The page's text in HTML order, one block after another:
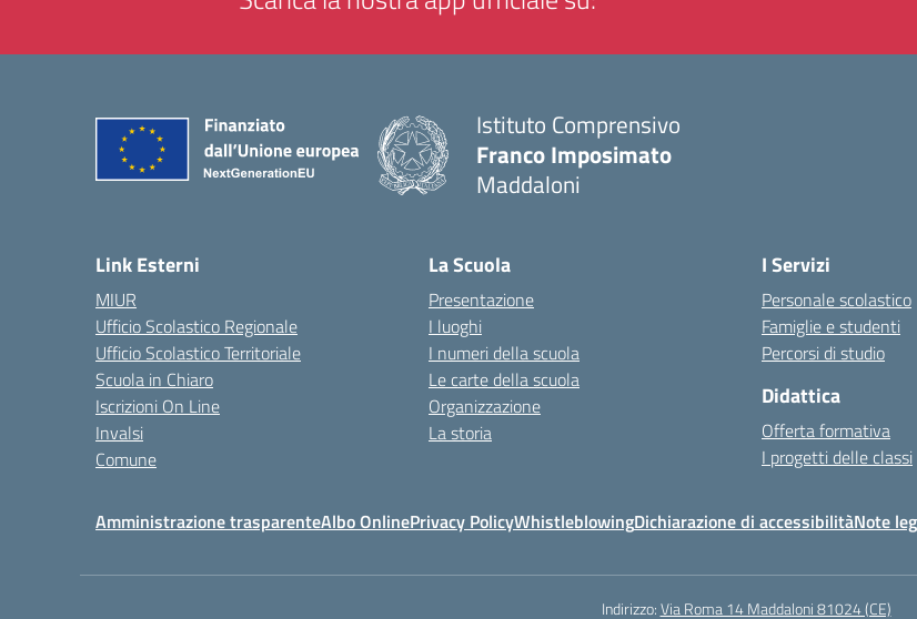
Istituto Comprensivo
Franco Imposimato
Maddaloni
Link Esterni
MIUR
Ufficio Scolastico Regionale
Ufficio Scolastico Territoriale
Scuola in Chiaro
Iscrizioni On Line
Invalsi
Comune
La Scuola
Presentazione
I luoghi
I numeri della scuola
Le carte della scuola
Organizzazione
La storia
I Servizi
Personale scolastico
Famiglie e studenti
Percorsi di studio
Didattica
Offerta formativa
I progetti delle classi
Amministrazione trasparenteAlbo OnlinePrivacy PolicyWhistleblowingDichiarazione di accessibilitàNote
Indirizzo:Via Roma 14 Maddaloni 81024 (CE)